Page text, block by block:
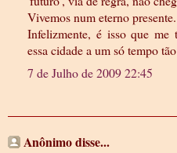
Vivemos num eterno presente.
Infelizmente, é isso que me
essa cidade a um só tempo
7 de Julho de 2009 22:45
Anônimo disse...